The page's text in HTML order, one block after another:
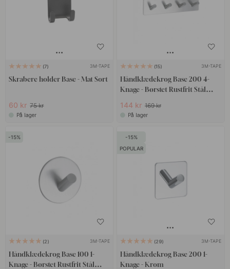
7 3M-TAPE
Skrabere holder Base - Mat Sort
60 kr 75 kr
På lager
15 3M-TAPE
Håndklædekrog Base 200 4-
Knage - Børstet Rustfrit Stål
144 kr 169 kr
På lager
15
2 3M-TAPE
Håndklædekrog Base 100 1-
Knage - Børstet Rustfrit Stål
15
POPULAR
29 3M-TAPE
Håndklædekrog Base 200 1-
Knage - Krom